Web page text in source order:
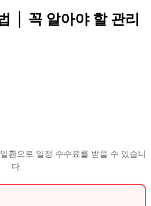
│ 꼭 알아야 할 관리
환으로 일정 수수료를 받을 수 있습니
다.